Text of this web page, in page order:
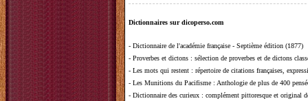
Dictionnaires sur dicoperso.com
- Dictionnaire de l'académie française - Septième édition (1877)
- Proverbes et dictons : sélection de proverbes et de dictons
- Les mots qui restent : répertoire de citations françaises,
- Les Munitions du Pacifisme : Anthologie de plus de 400
- Dictionnaire des curieux : complément pittoresque et original